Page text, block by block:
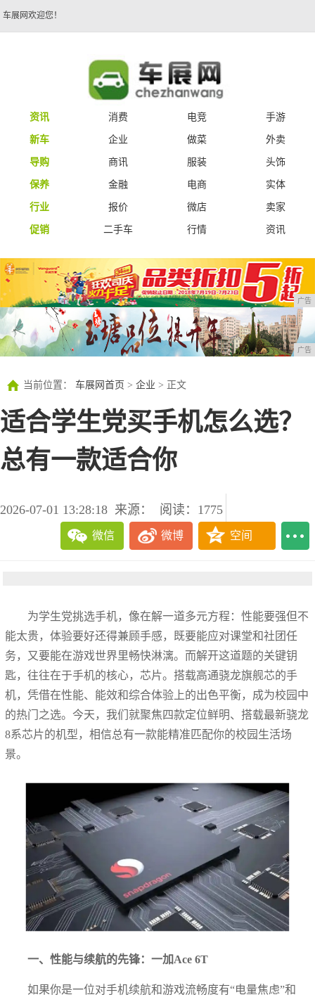
车展网欢迎您！
资讯 消费 电竞
手游
新车
企业 做菜
外卖
导购
商讯 服装
头饰
保养
金融 电商
实体
行业
报价 微店
卖家
促销
二手车 行情 资讯
广告
广告
当前位置： 车展网首页 > 企业 > 正文
适合学生党买手机怎么选？
总有一款适合你
2026-07-01 13:28:18 来源： 阅读：1775
微信 微博 空间
为学生党挑选手机，像在解一道多元方程：性能要强但不
能太贵，体验要好还得兼顾手感，既要能应对课堂和社团任
务，又要能在游戏世界里畅快淋漓。而解开这道题的关键钥
匙，往往在于手机的核心，芯片。搭载高通骁龙旗舰芯的手
机，凭借在性能、能效和综合体验上的出色平衡，成为校园中
的热门之选。今天，我们就聚焦四款定位鲜明、搭载最新骁龙
8系芯片的机型，相信总有一款能精准匹配你的校园生活场
景。
一、性能与续航的先锋：一加Ace 6T
如果你是一位对手机续航和游戏流畅度有“电量焦虑”和